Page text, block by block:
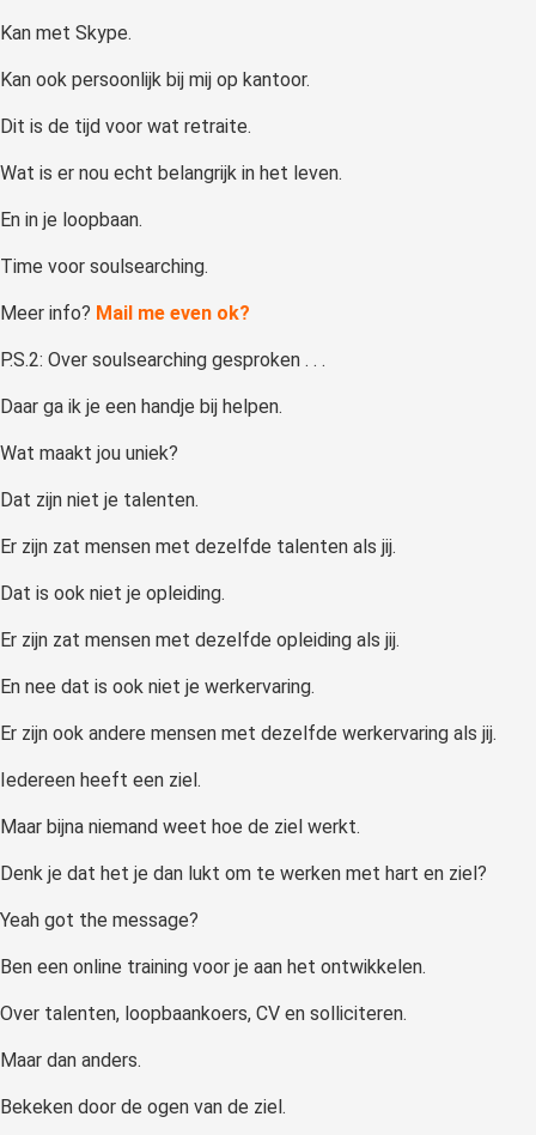
Kan met Skype.
Kan ook persoonlijk bij mij op kantoor.
Dit is de tijd voor wat retraite.
Wat is er nou echt belangrijk in het leven.
En in je loopbaan.
Time voor soulsearching.
Meer info? Mail me even ok?
P.S.2: Over soulsearching gesproken . . .
Daar ga ik je een handje bij helpen.
Wat maakt jou uniek?
Dat zijn niet je talenten.
Er zijn zat mensen met dezelfde talenten als jij.
Dat is ook niet je opleiding.
Er zijn zat mensen met dezelfde opleiding als jij.
En nee dat is ook niet je werkervaring.
Er zijn ook andere mensen met dezelfde werkervaring als jij.
Iedereen heeft een ziel.
Maar bijna niemand weet hoe de ziel werkt.
Denk je dat het je dan lukt om te werken met hart en ziel?
Yeah got the message?
Ben een online training voor je aan het ontwikkelen.
Over talenten, loopbaankoers, CV en solliciteren.
Maar dan anders.
Bekeken door de ogen van de ziel.